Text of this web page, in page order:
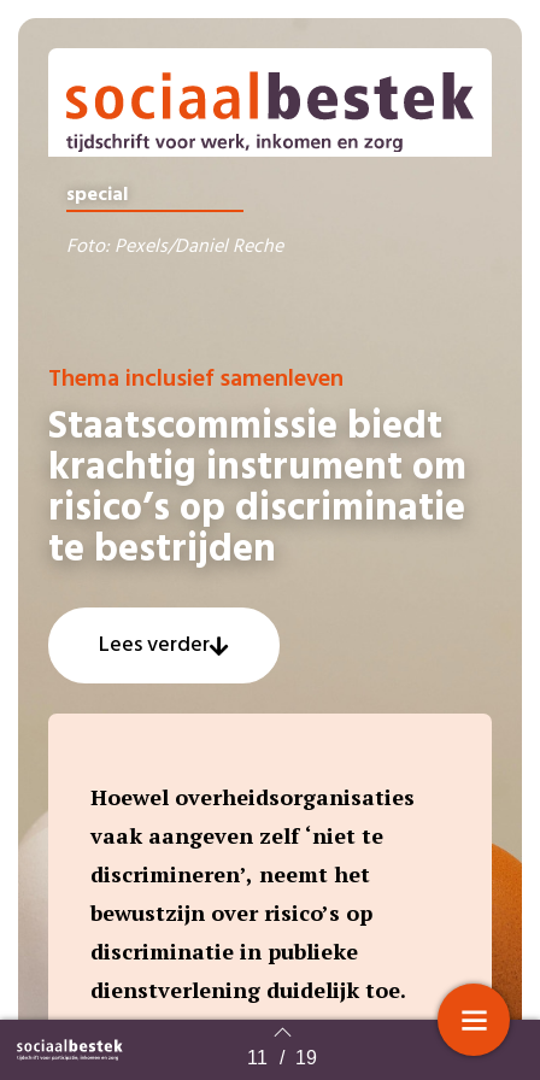
Terug naar overzicht 11 / 19
special
Foto: Pexels/Daniel Reche
Thema inclusief samenleven
Staatscommissie biedt
krachtig instrument om
risico’s op discriminatie
te bestrijden
Lees verder
Hoewel overheidsorganisaties
vaak aangeven zelf ‘niet te
discrimineren’, neemt het
bewustzijn over risico’s op
discriminatie in publieke
dienstverlening duidelijk toe.
Tegelijkertijd worstelen
organisaties met hoe ze deze